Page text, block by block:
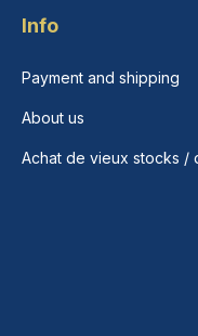
Info
Payment and shipping
About us
Achat de vieux stocks /